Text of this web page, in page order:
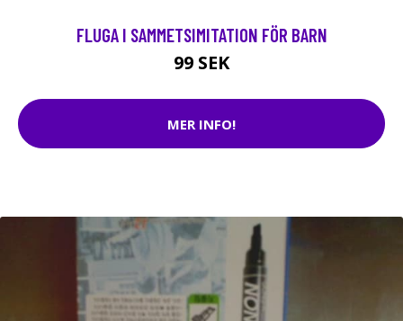
FLUGA I SAMMETSIMITATION FÖR BARN
99 SEK
MER INFO!